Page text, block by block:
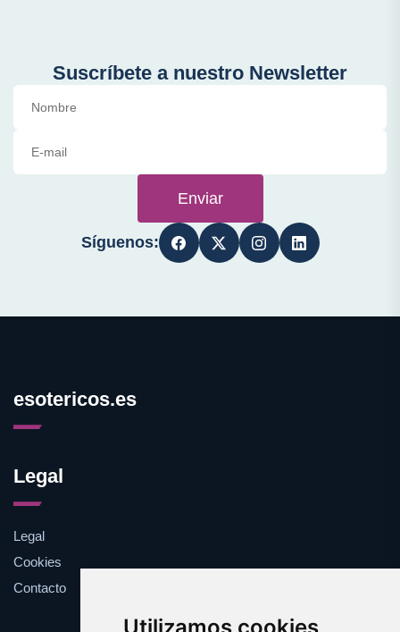
Suscríbete a nuestro Newsletter
Enviar
Síguenos:
esotericos.es
Legal
Legal
Cookies
Contacto